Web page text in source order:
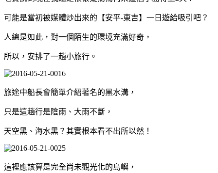
可能是當初被媒體炒出來的【安平-東吉】一日遊給吸引吧？
人總是如此，對一個陌生的環境充滿好奇，
所以，安排了一趟小旅行。
旅途中船長會簡單介紹著名的黑水溝，
只是這趟行是陰雨、大雨不斷，
天空黑、海水黑？其實根本看不出所以然！
這裡應該算是完全尚未觀光化的島嶼，